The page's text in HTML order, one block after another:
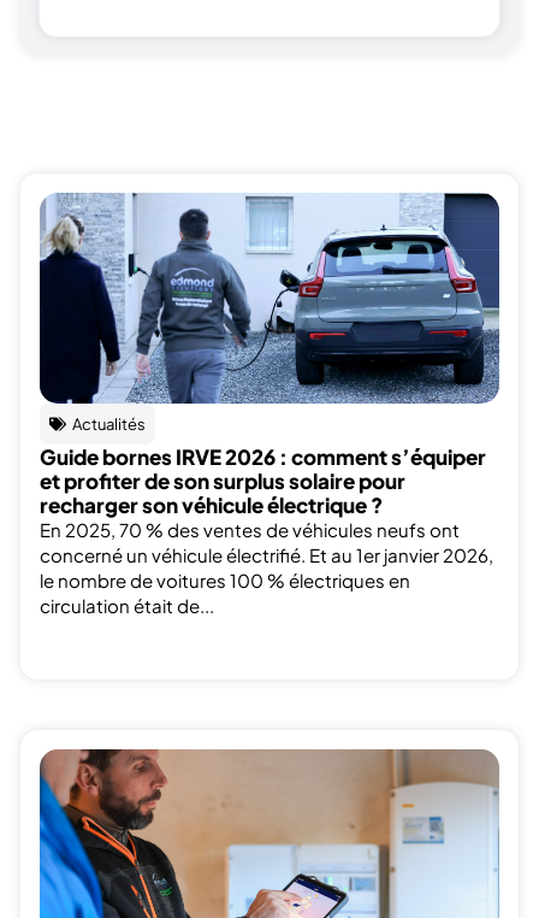
Actualités
Guide bornes IRVE 2026 : comment s’équiper
et profiter de son surplus solaire pour
recharger son véhicule électrique ?
En 2025, 70 % des ventes de véhicules neufs ont
concerné un véhicule électrifié. Et au 1er janvier 2026,
le nombre de voitures 100 % électriques en
circulation était de...